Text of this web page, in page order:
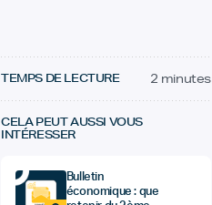
TEMPS DE LECTURE 2 minutes
CELA PEUT AUSSI VOUS
INTÉRESSER
Bulletin
économique : que